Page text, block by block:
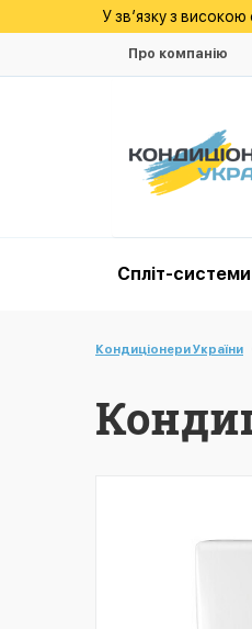
У зв’язку з
Про компанію
Спліт-системи
Кондиціонери України